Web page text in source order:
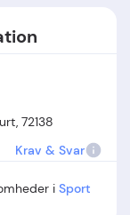
72138
Krav & Svar
i Sport